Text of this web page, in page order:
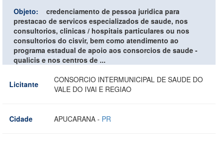
Objeto:
credenciamento de pessoa juridica para
prestacao de servicos especializados de saude, nos
consultorios, clinicas / hospitais particulares ou nos
consultorios do cisvir, bem como atendimento ao
programa estadual de apoio aos consorcios de saude -
qualicis e nos centros de ...
Licitante
CONSORCIO INTERMUNICIPAL DE SAUDE DO
VALE DO IVAI E REGIAO
Cidade APUCARANA - PR